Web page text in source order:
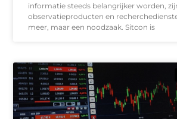
informatie steeds belangrijker worden,
observatieproducten en
meer, maar een noodzaak. Sitcon is